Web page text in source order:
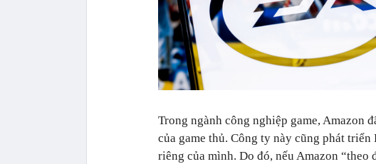
Trong ngành công nghiệp game, Amazon
của game thủ. Công ty này cũng phát
riêng của mình. Do đó, nếu Amazon